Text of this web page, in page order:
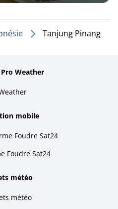
Tanjung Pinang
Weather
mobile
Foudre Sat24
Foudre Sat24
météo
météo